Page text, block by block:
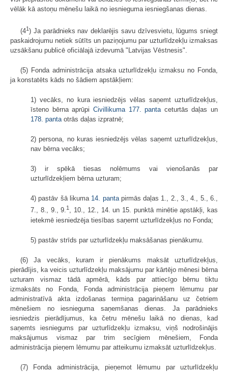
vēlāk kā astoņu mēnešu laikā no iesnieguma iesniegšanas dienas.
(41) Ja parādnieks nav deklarējis savu dzīvesvietu, lūgums sniegt
paskaidrojumu netiek sūtīts un paziņojumu par uzturlīdzekļu izmaksas
uzsākšanu publicē oficiālajā izdevumā "Latvijas Vēstnesis".
(5) Fonda administrācija atsaka uzturlīdzekļu izmaksu no Fonda,
ja konstatēts kāds no šādiem apstākļiem:
1) vecāks, no kura iesniedzējs vēlas saņemt uzturlīdzekļus,
īsteno bērna aprūpi Civillikuma 177. pantaceturtās daļas un
178. pantaotrās daļas izpratnē;
2) persona, no kuras iesniedzējs vēlas saņemt uzturlīdzekļus,
nav bērna vecāks;
3) ir spēkā tiesas nolēmums vai vienošanās par
uzturlīdzekļiem bērna uzturam;
4) pastāv šā likuma 14. pantapirmās daļas 1., 2., 3., 4., 5., 6.,
7., 8., 9., 9.1, 10., 12., 14. un 15. punktā minētie apstākļi, kas
ietekmē iesniedzēja tiesības saņemt uzturlīdzekļus no Fonda;
5) pastāv strīds par uzturlīdzekļu maksāšanas pienākumu.
(6) Ja vecāks, kuram ir pienākums maksāt uzturlīdzekļus,
pierādījis, ka veicis uzturlīdzekļu maksājumu par kārtējo mēnesi bērna
uzturam vismaz tādā apmērā, kāds par attiecīgo bērnu tiktu
izmaksāts no Fonda, Fonda administrācija pieņem lēmumu par
administratīvā akta izdošanas termiņa pagarināšanu uz četriem
mēnešiem no iesnieguma saņemšanas dienas. Ja parādnieks
iesniedzis pierādījumus, ka četru mēnešu laikā no dienas, kad
saņemts iesniegums par uzturlīdzekļu izmaksu, viņš nodrošinājis
maksājumus vismaz par trim secīgiem mēnešiem, Fonda
administrācija pieņem lēmumu par atteikumu izmaksāt uzturlīdzekļus.
(7) Fonda administrācija, pieņemot lēmumu par uzturlīdzekļu